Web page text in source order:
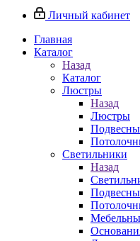
Личный кабинет
Главная
Каталог
Назад
Каталог
Люстры
Назад
Люстры
Светильники
Назад